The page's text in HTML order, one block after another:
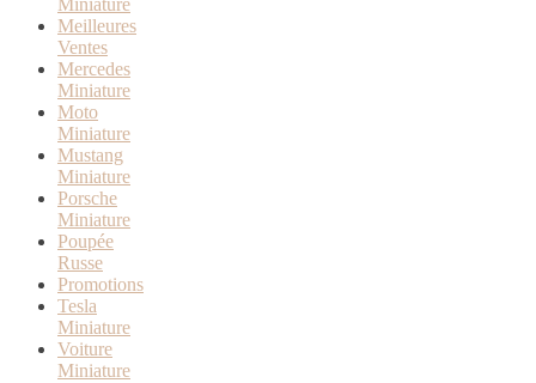
Miniature
Meilleures
Ventes
Mercedes
Miniature
Moto
Miniature
Mustang
Miniature
Porsche
Miniature
Poupée
Russe
Promotions
Tesla
Miniature
Voiture
Miniature